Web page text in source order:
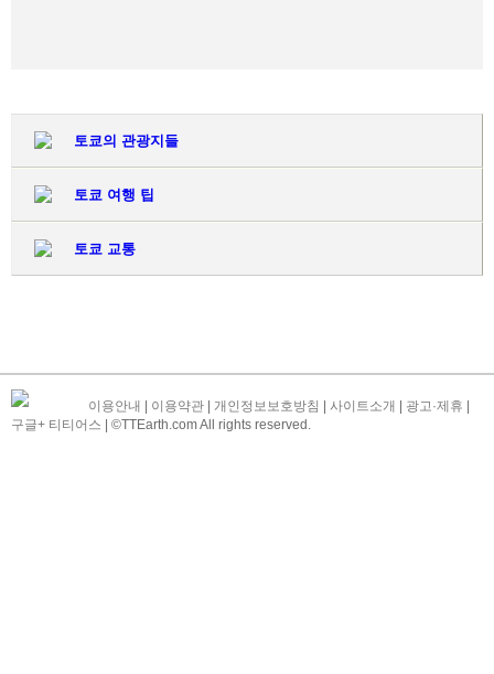
토쿄의 관광지들
토쿄 여행 팁
토쿄 교통
이용안내 이용약관 개인정보보호방침 사이트소개 광고·제휴
구글+ 티티어스 | ©TTEarth.com All rights reserved.